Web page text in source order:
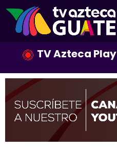
TV Azteca Play